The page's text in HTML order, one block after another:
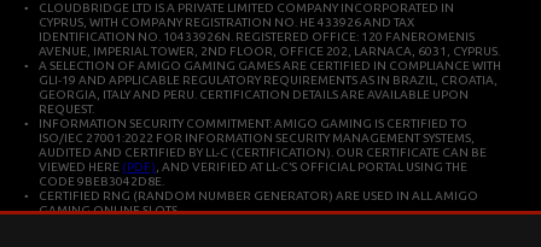
CLOUDBRIDGE LTD IS A PRIVATE LIMITED COMPANY INCORPORATED IN
CYPRUS, WITH COMPANY REGISTRATION NO. HE 433926 AND TAX
IDENTIFICATION NO. 10433926N. REGISTERED OFFICE: 120 FANEROMENIS
AVENUE, IMPERIAL TOWER, 2ND FLOOR, OFFICE 202, LARNACA, 6031, CYPRUS.
A SELECTION OF AMIGO GAMING GAMES ARE CERTIFIED IN COMPLIANCE WITH
GLI-19 AND APPLICABLE REGULATORY REQUIREMENTS AS IN BRAZIL, CROATIA,
GEORGIA, ITALY AND PERU. CERTIFICATION DETAILS ARE AVAILABLE UPON
REQUEST.
INFORMATION SECURITY COMMITMENT: AMIGO GAMING IS CERTIFIED TO
ISO/IEC 27001:2022 FOR INFORMATION SECURITY MANAGEMENT SYSTEMS,
AUDITED AND CERTIFIED BY LL-C (CERTIFICATION). OUR CERTIFICATE CAN BE
VIEWED HERE (PDF) , AND VERIFIED AT LL-C’S OFFICIAL PORTAL USING THE
CODE 9BEB3042D8E.
CERTIFIED RNG (RANDOM NUMBER GENERATOR) ARE USED IN ALL AMIGO
GAMING ONLINE SLOTS.